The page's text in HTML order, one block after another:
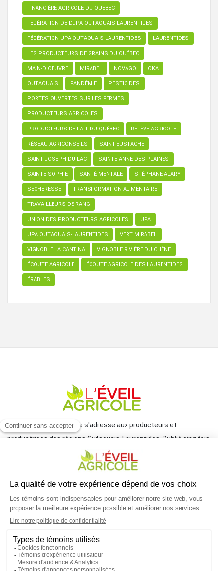
FINANCIÈRE AGRICOLE DU QUÉBEC
FÉDÉRATION DE L’UPA OUTAOUAIS-LAURENTIDES
FÉDÉRATION UPA OUTAOUAIS-LAURENTIDES LAURENTIDES
LES PRODUCTEURS DE GRAINS DU QUÉBEC
MAIN-D'OEUVRE MIRABEL NOVAGO OKA
OUTAOUAIS PANDÉMIE PESTICIDES
PORTES OUVERTES SUR LES FERMES
PRODUCTEURS AGRICOLES
PRODUCTEURS DE LAIT DU QUÉBEC RELÈVE AGRICOLE
RÉSEAU AGRICONSEILS SAINT-EUSTACHE
SAINT-JOSEPH-DU-LAC SAINTE-ANNE-DES-PLAINES
SAINTE-SOPHIE SANTÉ MENTALE STÉPHANE ALARY
SÉCHERESSE TRANSFORMATION ALIMENTAIRE
TRAVAILLEURS DE RANG
UNION DES PRODUCTEURS AGRICOLES UPA
UPA OUTAOUAIS-LAURENTIDES VERT MIRABEL
VIGNOBLE LA CANTINA VIGNOBLE RIVIÈRE DU CHÊNE
ÉCOUTE AGRICOLE ÉCOUTE AGRICOLE DES LAURENTIDES
ÉRABLES
Le journal L'Éveil agricole s'adresse aux producteurs et
productrices des régions Outaouais-Laurentides. Publié cinq fois
par année par le Groupe JCL, il traite de l'actualité et des grands
enjeux reliés à l'agriculture.
COORDONNÉES
mlemay@groupejcl.ca
450 472-3440, poste 250
UNE INITIATIVE DU